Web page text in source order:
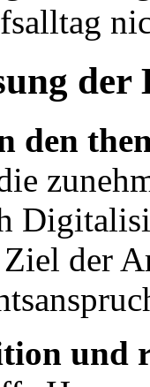
der
den
der
und